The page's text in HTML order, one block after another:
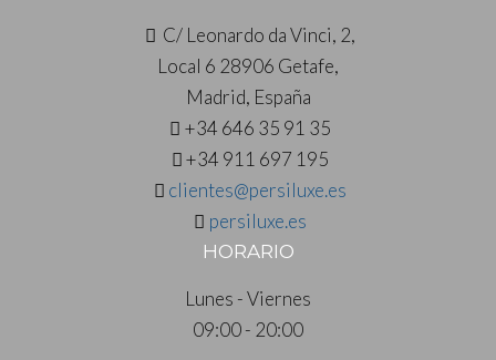
C/ Leonardo da Vinci, 2,
Local 6 28906 Getafe,
Madrid, España
+34 646 35 91 35
+34 911 697 195
clientes@persiluxe.es
persiluxe.es
HORARIO
Lunes - Viernes
09:00 - 20:00